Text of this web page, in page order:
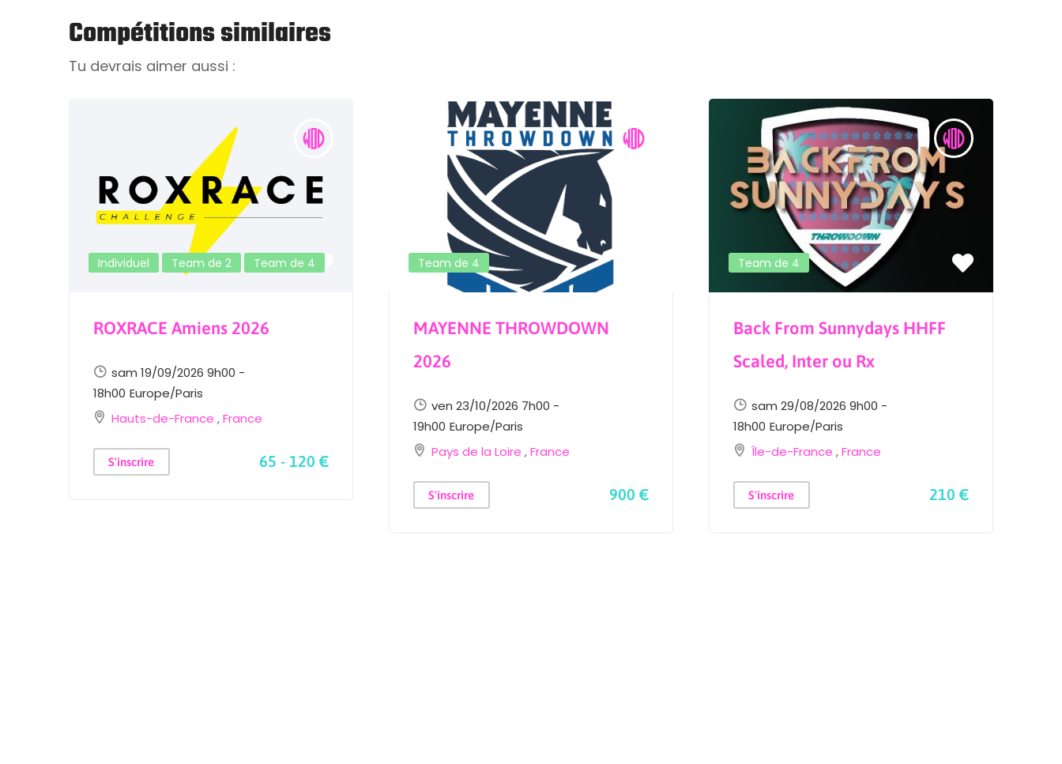
Compétitions similaires
Tu devrais aimer aussi :
Individuel Team de 2 Team de 4
ROXRACE Amiens 2026
sam 19/09/2026 9h00 -
18h00 Europe/Paris
Hauts-de-France ,France
S'inscrire 65 - 120 €
Team de 4
MAYENNE THROWDOWN
2026
ven 23/10/2026 7h00 -
19h00 Europe/Paris
Pays de la Loire ,France
S'inscrire 900 €
Team de 4
Back From Sunnydays HHFF
Scaled, Inter ou Rx
sam 29/08/2026 9h00 -
18h00 Europe/Paris
Île-de-France ,France
S'inscrire 210 €